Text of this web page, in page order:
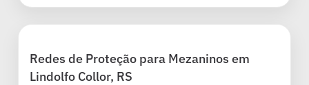
Redes de Proteção para Mezaninos em
Lindolfo Collor, RS